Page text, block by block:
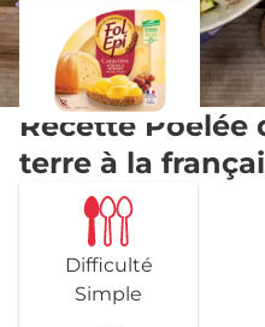
Recette Poêlée
terre à la
Difficulté
Simple